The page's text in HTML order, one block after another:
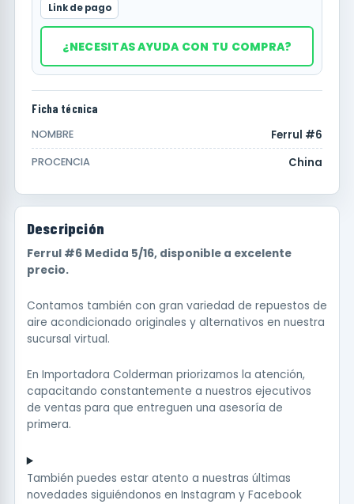
Link de pago
¿NECESITAS AYUDA CON TU COMPRA?
Ficha técnica
NOMBRE Ferrul #6
PROCENCIA China
Descripción
Ferrul #6 Medida 5/16, disponible a excelente
precio.
Contamos también con gran variedad de repuestos de
aire acondicionado originales y alternativos en nuestra
sucursal virtual.
En Importadora Colderman priorizamos la atención,
capacitando constantemente a nuestros ejecutivos
de ventas para que entreguen una asesoría de
primera.
También puedes estar atento a nuestras últimas
novedades siguiéndonos en Instagram y Facebook